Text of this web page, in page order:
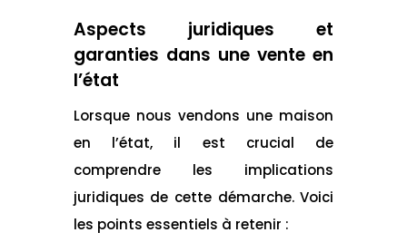
Aspects juridiques et
garanties dans une vente en
l’état
Lorsque nous vendons une maison
en l’état, il est crucial de
comprendre les implications
juridiques de cette démarche. Voici
les points essentiels à retenir :